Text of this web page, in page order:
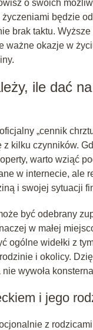
o swoich
życzeniami będzie
brak taktu.
ważne okazje w
ile dać
„cennik
z kilku czynników.
warto wziąć
w internecie, ale
i swojej sytuacji
być odebrany
w małej
ogólne widełki z
i okolicy.
wywoła
i jego
z